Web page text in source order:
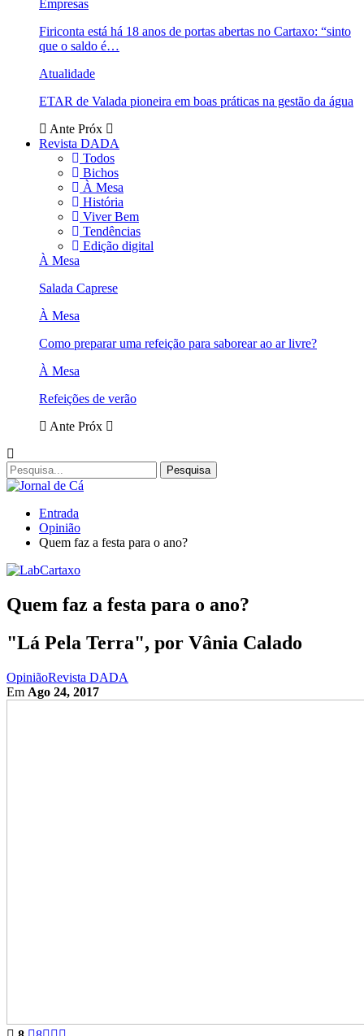
Empresas
Firiconta está há 18 anos de portas abertas no Cartaxo: “sinto
que o saldo é…
Atualidade
ETAR de Valada pioneira em boas práticas na gestão da água
Ante Próx
Revista DADA
Todos
Bichos
À Mesa
História
Viver Bem
Tendências
Edição digital
À Mesa
Salada Caprese
À Mesa
Como preparar uma refeição para saborear ao ar livre?
À Mesa
Refeições de verão
Ante Próx
Entrada
Opinião
Quem faz a festa para o ano?
Quem faz a festa para o ano?
"Lá Pela Terra", por Vânia Calado
OpiniãoRevista DADA
Em Ago 24, 2017